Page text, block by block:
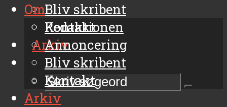
Bliv skribent
Kontakt
Arkiv
Om
Redaktionen
Annoncering
Bliv skribent
Kontakt
Arkiv